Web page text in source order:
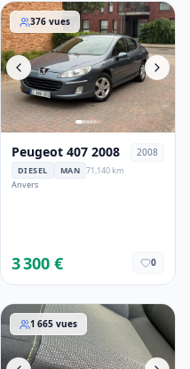
Peugeot 407 2008
376 vues
Peugeot 407 2008 2008
DIESEL MAN 71,140 km
Anvers
3 300 € 0
Citroen C3
1 665 vues